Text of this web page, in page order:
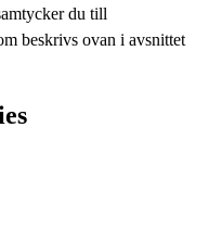
du till
beskrivs ovan i avsnittet